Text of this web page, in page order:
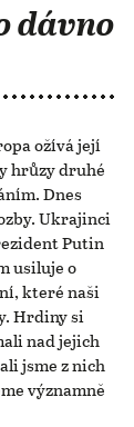
dávno
ožívá její
hrůzy druhé
Dnes
Ukrajinci
Putin
usiluje o
které naši
Hrdiny si
nad jejich
jsme z nich
významně